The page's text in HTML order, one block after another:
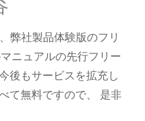
弊社製品体験版のフリ
ニュアルの先行フリー
後もサービスを拡充し
て無料ですので、 是非